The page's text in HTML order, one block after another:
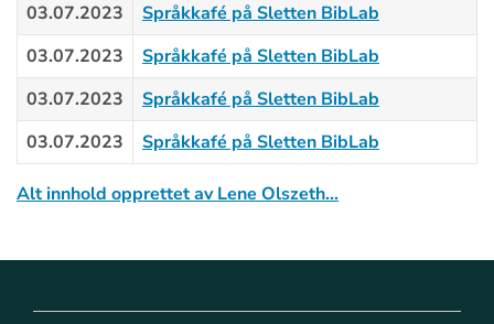
03.07.2023
Språkkafé på Sletten BibLab
03.07.2023
Språkkafé på Sletten BibLab
03.07.2023
Språkkafé på Sletten BibLab
03.07.2023
Språkkafé på Sletten BibLab
Alt innhold opprettet av Lene Olszeth…